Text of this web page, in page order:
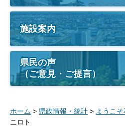
施設案内
県民の声
（ご意見・ご提言）
ホーム > 県政情報・統計 > ようこ
ニロト